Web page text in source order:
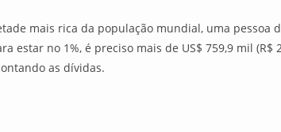
mais rica da população mundial, uma pessoa
estar no 1%, é preciso mais de US$ 759,9 mil
as dívidas.